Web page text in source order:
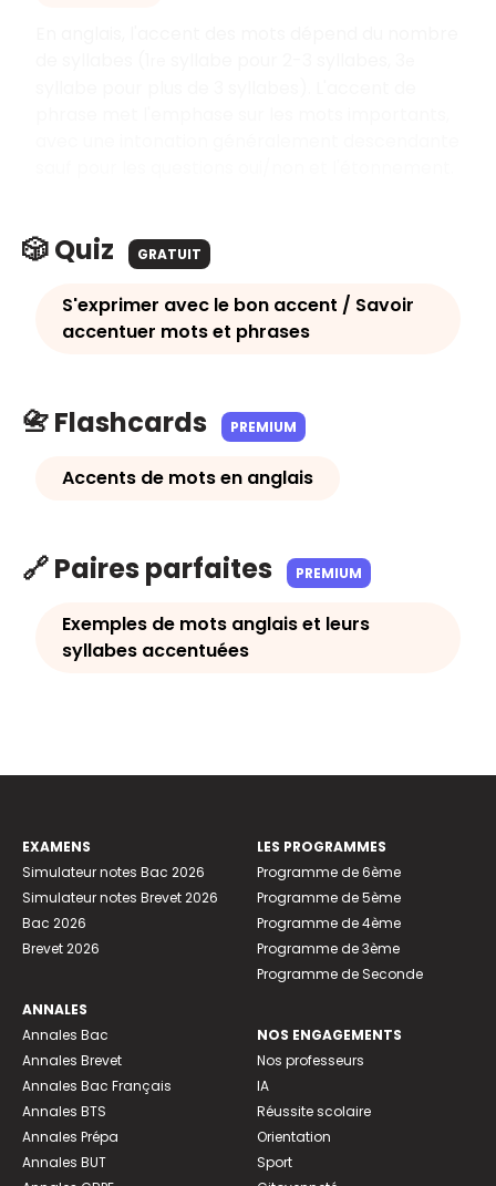
🎲 Quiz GRATUIT
S'exprimer avec le bon accent / Savoir
accentuer mots et phrases
📇 Flashcards PREMIUM
Accents de mots en anglais
🔗 Paires parfaites PREMIUM
Exemples de mots anglais et leurs
syllabes accentuées
EXAMENS
Simulateur notes Bac 2026
Simulateur notes Brevet 2026
Bac 2026
Brevet 2026
ANNALES
Annales Bac
Annales Brevet
Annales Bac Français
Annales BTS
Annales Prépa
Annales BUT
LES PROGRAMMES
Programme de 6ème
Programme de 5ème
Programme de 4ème
Programme de 3ème
Programme de Seconde
NOS ENGAGEMENTS
Nos professeurs
IA
Réussite scolaire
Orientation
Sport